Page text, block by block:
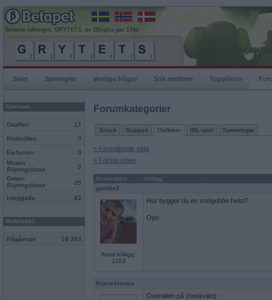
Senaste rullningen, GRYTETS, av 2Birgitta gav 134p
Start Spelregler Vanliga frågor Sök medlem Topplistor
Spelrum
Giraffen 17
Krokodilen 0
Elefanten
0
Musen
Böjningslistan
0
Grisen
Böjningslistan
25
Inloggade 42
Mobilspel
Pågående 18 393
Forumkategorier
Snack Support Ordlekar IRL-spel Turneringar
« Föregående sida
« Första sidan
Användare
Inlägg
goodie2
Antal inlägg:
1163
Hur bygger du en snögubbe helst?
Opö
Prärieklocka
Overallen på (önskvärt)